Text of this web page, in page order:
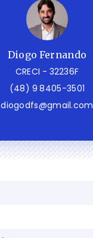
Diogo Fernando
CRECI - 32236F
(48) 9 8405-3501
diogodfs@gmail.com